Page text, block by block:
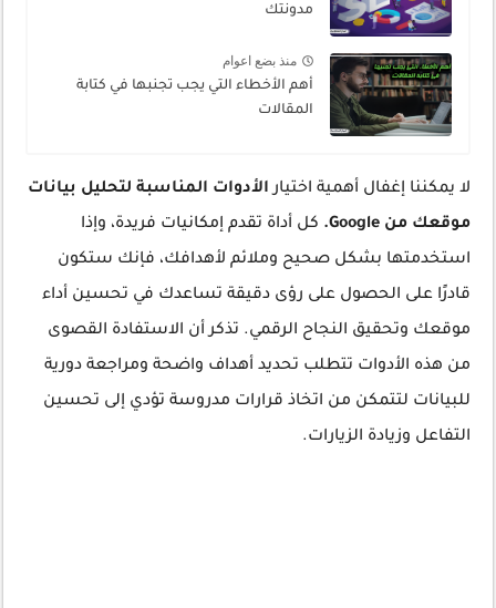
مدونتك
منذ بضع اعوام
أهم الأخطاء التي يجب تجنبها في كتابة
المقالات
لا يمكننا إغفال أهمية اختيارالأدوات المناسبة لتحليل بيانات
موقعك من Google.
كل أداة تقدم إمكانيات فريدة، وإذا
استخدمتها بشكل صحيح وملائم لأهدافك، فإنك ستكون
قادرًا على الحصول على رؤى دقيقة تساعدك في تحسين أداء
موقعك وتحقيق النجاح الرقمي. تذكر أن الاستفادة القصوى
من هذه الأدوات تتطلب تحديد أهداف واضحة ومراجعة دورية
للبيانات لتتمكن من اتخاذ قرارات مدروسة تؤدي إلى تحسين
التفاعل وزيادة الزيارات.